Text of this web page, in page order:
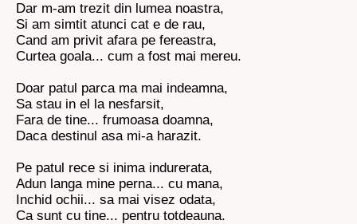
Dar m-am trezit din lumea noastra,
Si am simtit atunci cat e de rau,
Cand am privit afara pe fereastra,
Curtea goala... cum a fost mai mereu.
Doar patul parca ma mai indeamna,
Sa stau in el la nesfarsit,
Fara de tine... frumoasa doamna,
Daca destinul asa mi-a harazit.
Pe patul rece si inima indurerata,
Adun langa mine perna... cu mana,
Inchid ochii... sa mai visez odata,
Ca sunt cu tine... pentru totdeauna.